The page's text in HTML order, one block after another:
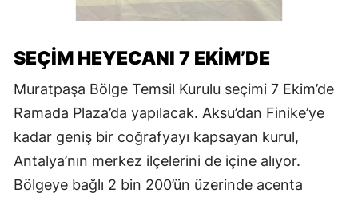
SEÇİM HEYECANI 7 EKİM’DE
Muratpaşa Bölge Temsil Kurulu seçimi 7 Ekim’de
Ramada Plaza’da yapılacak. Aksu’dan Finike’ye
kadar geniş bir coğrafyayı kapsayan kurul,
Antalya’nın merkez ilçelerini de içine alıyor.
Bölgeye bağlı 2 bin 200’ün üzerinde acenta